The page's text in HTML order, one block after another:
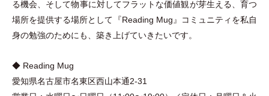
る機会、そして物事に対してフラットな価値観が芽生える、育つ
場所を提供する場所として『Reading Mug』コミュニティを私自
身の勉強のためにも、築き上げていきたいです。
◆ Reading Mug
愛知県名古屋市名東区西山本通2-31